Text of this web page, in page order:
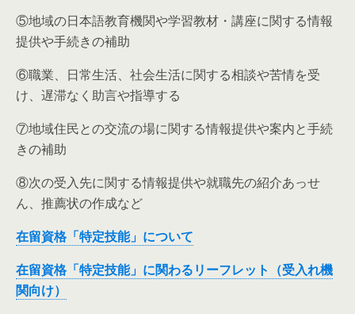
⑤地域の日本語教育機関や学習教材・講座に関する情報
提供や手続きの補助
⑥職業、日常生活、社会生活に関する相談や苦情を受
け、遅滞なく助言や指導する
⑦地域住民との交流の場に関する情報提供や案内と手続
きの補助
⑧次の受入先に関する情報提供や就職先の紹介あっせ
ん、推薦状の作成など
在留資格「特定技能」について
在留資格「特定技能」に関わるリーフレット（受入れ機
関向け）